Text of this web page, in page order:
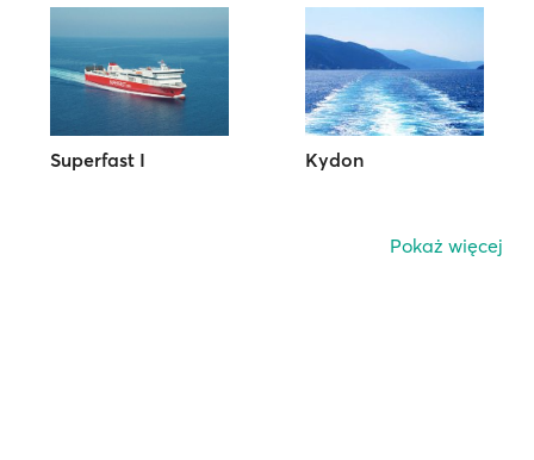
Superfast I Kydon
Pokaż więcej